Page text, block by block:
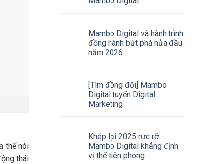
thể nói
thái
Mambo Digital và hành trình
đồng hành bứt phá nửa đầu
năm 2026
[Tìm đồng đội] Mambo
Digital tuyển Digital
Marketing
Khép lại 2025 rực rỡ:
Mambo Digital khẳng định
vị thế tiên phong